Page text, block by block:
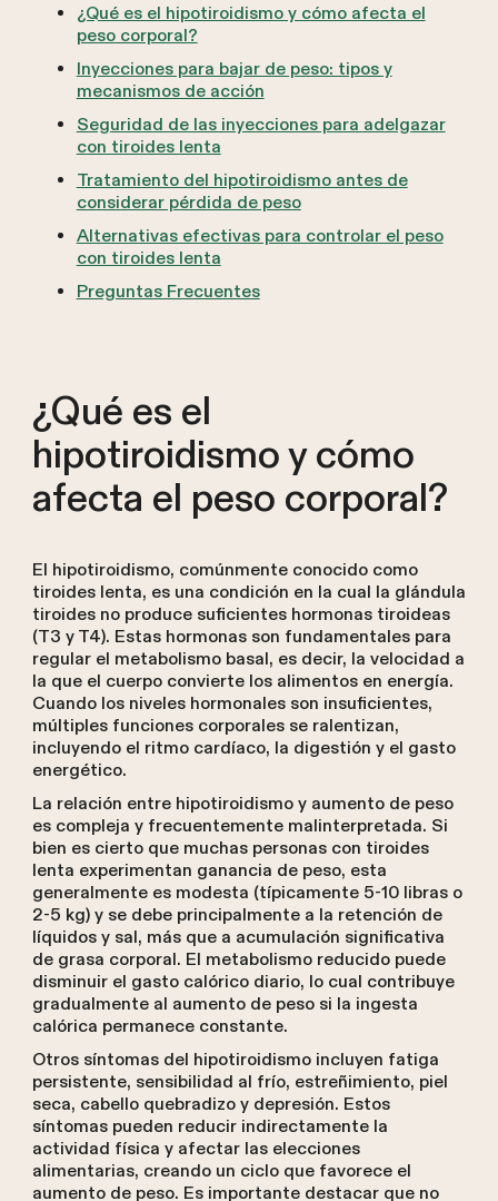
¿Qué es el hipotiroidismo y cómo afecta el
peso corporal?
Inyecciones para bajar de peso: tipos y
mecanismos de acción
Seguridad de las inyecciones para adelgazar
con tiroides lenta
Tratamiento del hipotiroidismo antes de
considerar pérdida de peso
Alternativas efectivas para controlar el peso
con tiroides lenta
Preguntas Frecuentes
¿Qué es el
hipotiroidismo y cómo
afecta el peso corporal?
El hipotiroidismo, comúnmente conocido como
tiroides lenta, es una condición en la cual la glándula
tiroides no produce suficientes hormonas tiroideas
(T3 y T4). Estas hormonas son fundamentales para
regular el metabolismo basal, es decir, la velocidad a
la que el cuerpo convierte los alimentos en energía.
Cuando los niveles hormonales son insuficientes,
múltiples funciones corporales se ralentizan,
incluyendo el ritmo cardíaco, la digestión y el gasto
energético.
La relación entre hipotiroidismo y aumento de peso
es compleja y frecuentemente malinterpretada. Si
bien es cierto que muchas personas con tiroides
lenta experimentan ganancia de peso, esta
generalmente es modesta (típicamente 5-10 libras o
2-5 kg) y se debe principalmente a la retención de
líquidos y sal, más que a acumulación significativa
de grasa corporal. El metabolismo reducido puede
disminuir el gasto calórico diario, lo cual contribuye
gradualmente al aumento de peso si la ingesta
calórica permanece constante.
Otros síntomas del hipotiroidismo incluyen fatiga
persistente, sensibilidad al frío, estreñimiento, piel
seca, cabello quebradizo y depresión. Estos
síntomas pueden reducir indirectamente la
actividad física y afectar las elecciones
alimentarias, creando un ciclo que favorece el
aumento de peso. Es importante destacar que no